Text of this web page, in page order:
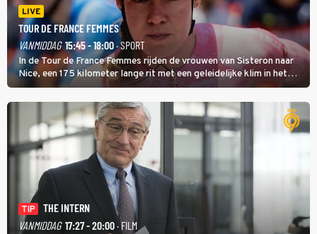
LIVE
TOUR DE FRANCE FEMMES
VANMIDDAG 15:45 - 18:00· SPORT
In de Tour de France Femmes rijden de vrouwen van Sisteron naar
Nice, een 175 kilometer lange rit met een geleidelijke klim in het
midden. Dat is mogelijk niet de zwaarste hindernis, dat is de
temperatuur. Het kan in Nice namelijk bloedheet worden.
TIP
THE INTERN
VANMIDDAG 17:27 - 20:00· FILM